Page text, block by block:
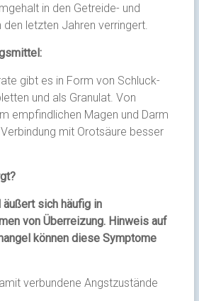
in den Getreide- und
letzten Jahren verringert.
gibt es in Form von Schluck-
und als Granulat. Von
empfindlichen Magen und Darm
mit Orotsäure besser
sich häufig in
von Überreizung. Hinweis auf
können diese Symptome
verbundene Angstzustände